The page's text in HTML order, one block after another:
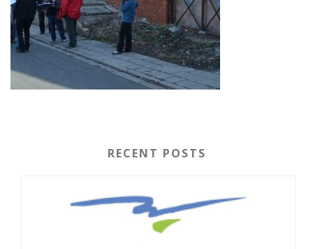
RECENT POSTS